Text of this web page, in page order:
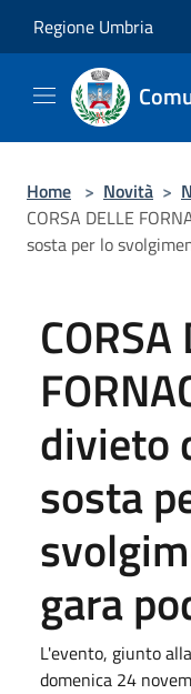
Regione Umbria
Home > Novità >
CORSA DELLE
sosta per lo
CORSA
divieto
sosta
gara
L'evento, giunto
domenica 24